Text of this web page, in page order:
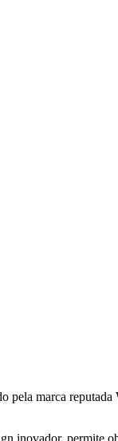
marca reputada
inovador, permite